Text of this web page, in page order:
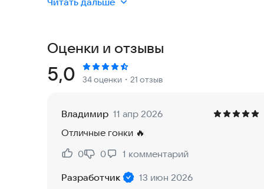
управлением — это приложение создано
В игре вас ждут быстрые заезды, опасные
напряжение. Чем дольше вы едете, тем
собирайте бонусы и ставьте рекорды.
🚗 Особенности игры:
🏁 Ретро гонки без интернета
Играйте в гонки офлайн без подключения к
Оценки и отзывы
Рейтинг:
5,0 34 оценки ・21 отзыв
Владимир 11 апр 2026
Отличные гонки 🔥
Нравится:
0
Не нравится:
0 1 комментарий
Разработчик
13 июн 2026